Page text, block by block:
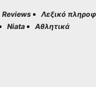
Reviews
Λεξικό
Niata
Αθλητικά